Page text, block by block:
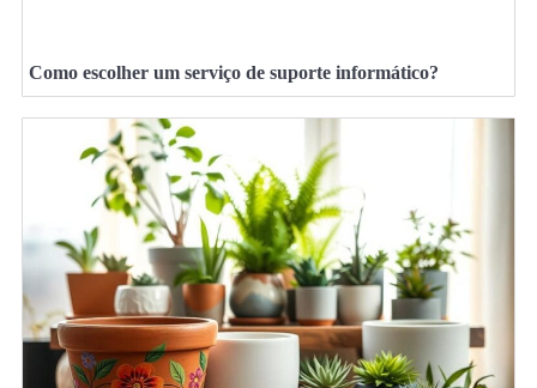
Como escolher um serviço de suporte informático?